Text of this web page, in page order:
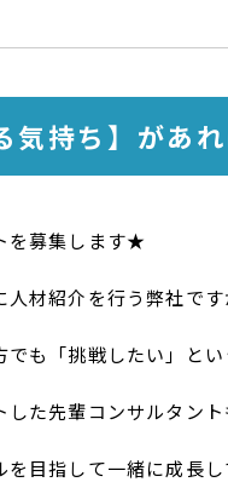
気持ち】があ
を募集します★
人材紹介を行う弊社です
でも「挑戦したい」と
た先輩コンサルタント
目指して一緒に成長し